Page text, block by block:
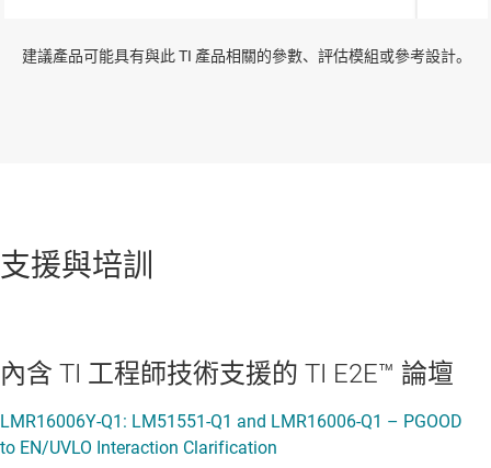
建議產品可能具有與此 TI 產品相關的參數、評估模組或參考設計。
支援與培訓
內含 TI 工程師技術支援的 TI E2E™ 論壇